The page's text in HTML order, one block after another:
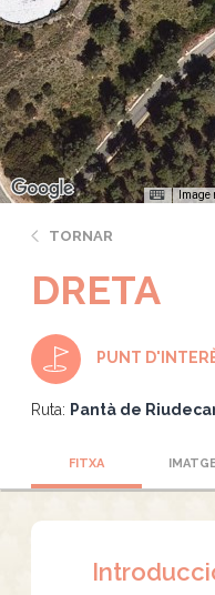
TORNAR
DRETA
PUNT
Ruta: Pantà de
FITXA